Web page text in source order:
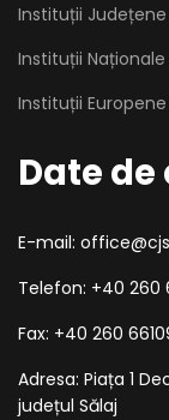
Instituții Județene
Instituții Naționale
Instituții Europene
Date
E-mail:
Telefon: +40 260
Fax: +40 260
Adresa: Piața 1
județul Sălaj